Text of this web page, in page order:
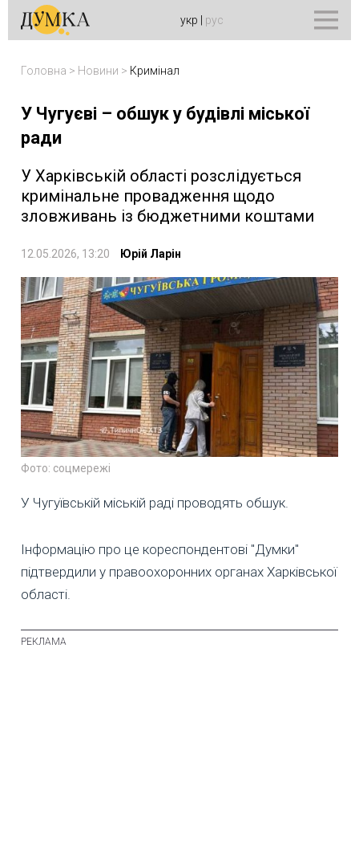
укр рус
Головна > Новини > Кримінал
У Чугуєві – обшук у будівлі міської
ради
У Харківській області розслідується
кримінальне провадження щодо
зловживань із бюджетними коштами
12.05.2026, 13:20 Юрій Ларін
Фото: соцмережі
У Чугуївській міській раді проводять обшук.
Інформацію про це кореспондентові "Думки"
підтвердили у правоохоронних органах Харківської
області.